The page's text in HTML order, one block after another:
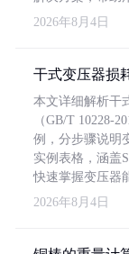
2026年8月4日
干式变压器损
本文详细解析干
（GB/T 10228-
例，分步骤说明
实例表格，涵盖
快速掌握变压器
2026年8月4日